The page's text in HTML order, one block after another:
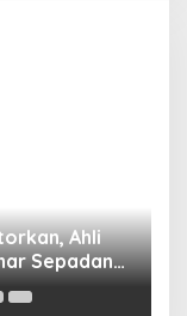
Ahli
Sepadan